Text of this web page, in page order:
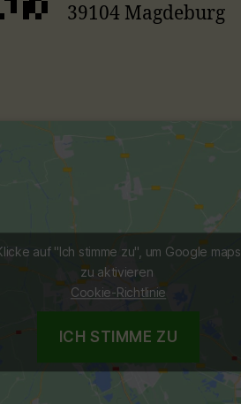
39104 Magdeburg
auf "Ich stimme zu", um Google maps
zu aktivieren
Cookie-Richtlinie
ICH STIMME ZU